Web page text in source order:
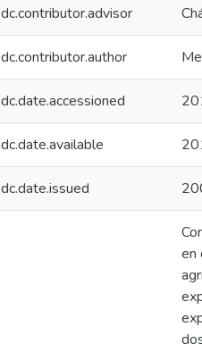
dc.contributor.advisor
dc.contributor.author
dc.date.accessioned
dc.date.available
dc.date.issued
en